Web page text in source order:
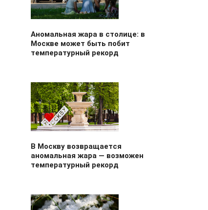
Аномальная жара в столице: в
Москве может быть побит
температурный рекорд
В Москву возвращается
аномальная жара — возможен
температурный рекорд